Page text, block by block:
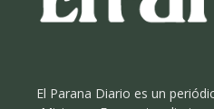
El Parana Diario es un